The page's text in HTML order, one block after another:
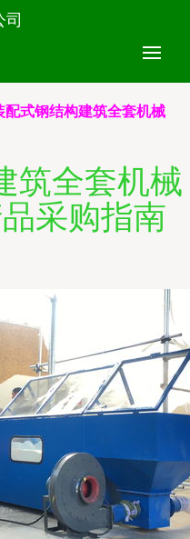
配式钢结构建筑全套机械
筑全套机械
采购指南